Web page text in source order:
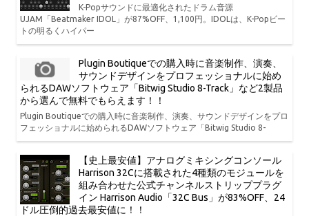
K-Popサウンドに最適化されたドラム音源
UJAM「Beatmaker IDOL」が87%OFF、1,100円。IDOLは、K-Popビー
トの明るくハイパー
Plugin Boutiqueでの購入時に音楽制作、演奏、
サウンドデザインをプロフェッショナルに始め
られるDAWソフトウェア「Bitwig Studio 8-Track」など2製品
から選んで無料でもらえます！！
Plugin Boutiqueでの購入時に音楽制作、演奏、サウンドデザインをプロ
フェッショナルに始められるDAWソフトウェア「Bitwig Studio 8-
【史上最安値】アナログミキシングコンソール
Harrison 32Cに搭載された4種類のモジュールを
組み合わせた公式チャンネルストリッププラグ
イン Harrison Audio「32C Bus」が83%OFF、24
ドル圧倒的過去最安値に！！